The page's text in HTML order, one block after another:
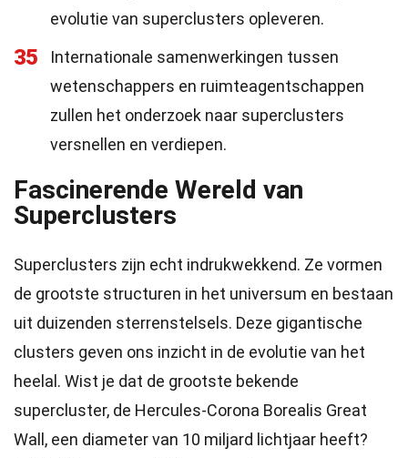
evolutie van superclusters opleveren.
35
Internationale samenwerkingen tussen
wetenschappers en ruimteagentschappen
zullen het onderzoek naar superclusters
versnellen en verdiepen.
Fascinerende Wereld van
Superclusters
Superclusters zijn echt indrukwekkend. Ze vormen
de grootste structuren in het universum en bestaan
uit duizenden sterrenstelsels. Deze gigantische
clusters geven ons inzicht in de evolutie van het
heelal. Wist je dat de grootste bekende
supercluster, de Hercules-Corona Borealis Great
Wall, een diameter van 10 miljard lichtjaar heeft?